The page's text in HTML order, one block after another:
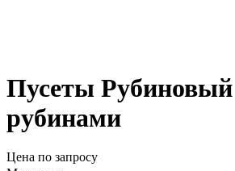
Пусеты
рубинами
Цена по запросу